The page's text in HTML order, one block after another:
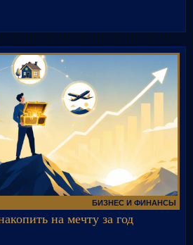
БИЗНЕС И ФИНАНСЫ
на мечту за год